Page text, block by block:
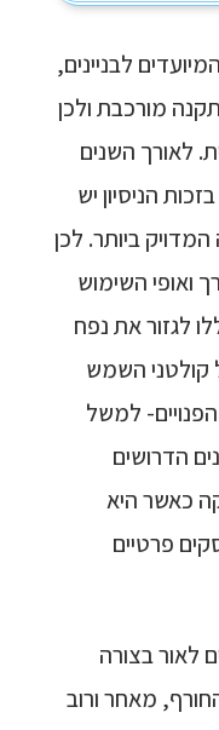
לבניינים,
מורכבת ולכן
לאורך השנים
הניסיון יש
ביותר. לכן
ואופי השימוש
לגזור את נפח
קולטני השמש
למשל
הדרושים
כאשר היא
פרטיים
לאור בצורה
מאחר ורוב